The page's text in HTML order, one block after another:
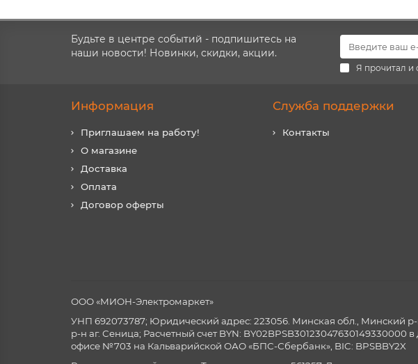
Будьте в центре событий - подпишитесь на
наши новости! Новинки, скидки, акции.
Я прочитал и
Информация
Приглашаем на работу!
О магазине
Доставка
Оплата
Договор оферты
Служба поддержки
Контакты
ООО «МИОН-Электромаркет»
УНП 692073787; Юридический адрес: 223056. Минская обл., Минский р-
р-н аг. Сеница; Расчетный счет BYN: BY02BPSB30123047630149330000
офисе №703 на Кальварийской ОАО «БПС-Сбербанк», BIC: BPSBBY2X